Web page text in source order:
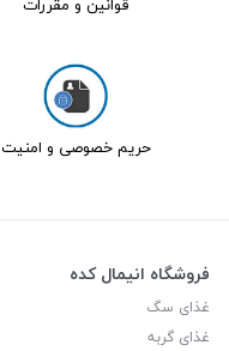
حریم خصوصی و امنیت
فروشگاه انیمال کده
غذای سگ
غذای گربه